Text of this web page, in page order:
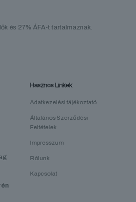
és 27% ÁFA-t tartalmaznak.
Hasznos Linkek
Adatkezelési tájékoztató
Általános Szerződési
Feltételek
Impresszum
Rólunk
Kapcsolat